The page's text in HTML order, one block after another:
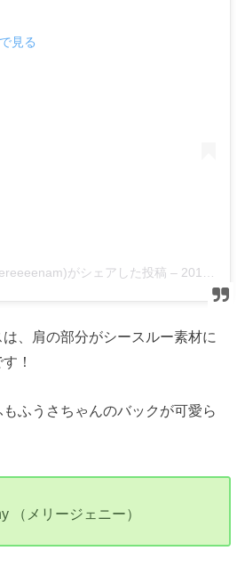
見る
がシェアした投稿 – 2017年 6月月16日午前6時46分PDT
、肩の部分がシースルー素材に
！
ふうさちゃんのバックが可愛ら
（メリージェニー）